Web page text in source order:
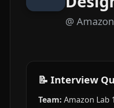
@ Amazon
📝 Interview
Team: Amazon Lab